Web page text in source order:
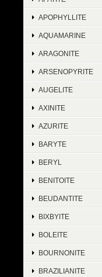
APOPHYLLITE
AQUAMARINE
ARAGONITE
ARSENOPYRITE
AUGELITE
AXINITE
AZURITE
BARYTE
BERYL
BENITOITE
BEUDANTITE
BIXBYITE
BOLEITE
BOURNONITE
BRAZILIANITE